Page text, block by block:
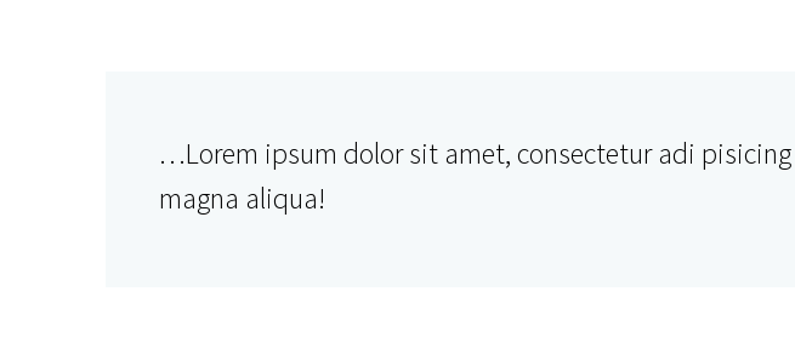
…Lorem ipsum dolor sit amet, consectetur adi
magna aliqua!